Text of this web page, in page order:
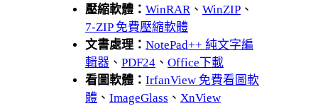
壓縮軟體： WinRAR、 WinZIP 、
7-ZIP 免費壓縮軟體
文書處理： NotePad++ 純文字編
輯器 、 PDF24 、 Office下載
看圖軟體： IrfanView 免費看圖軟
體 、 ImageGlass 、 XnView